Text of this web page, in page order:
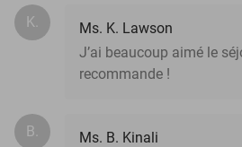
K.
Ms. K. Lawson
J’ai beaucoup aimé le
recommande !
B.
Ms. B. Kinali